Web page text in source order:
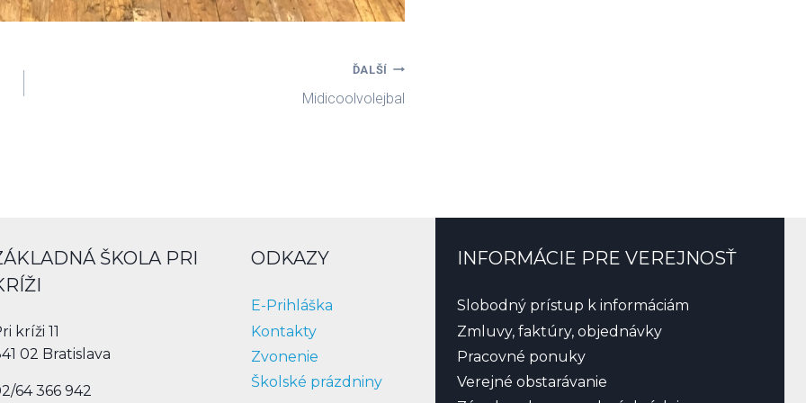
ĎALŠÍ
Midicoolvolejbal
ŠKOLA PRI
kríži 11
02 Bratislava
64 366 942
ODKAZY
E-Prihláška
Kontakty
Zvonenie
Školské prázdniny
INFORMÁCIE PRE VEREJNOSŤ
Slobodný prístup k informáciám
Zmluvy, faktúry, objednávky
Pracovné ponuky
Verejné obstarávanie